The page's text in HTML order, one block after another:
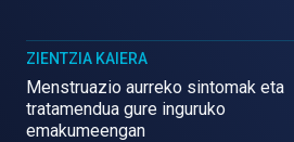
ZIENTZIA KAIERA
Menstruazio aurreko sintomak eta
tratamendua gure inguruko
emakumeengan